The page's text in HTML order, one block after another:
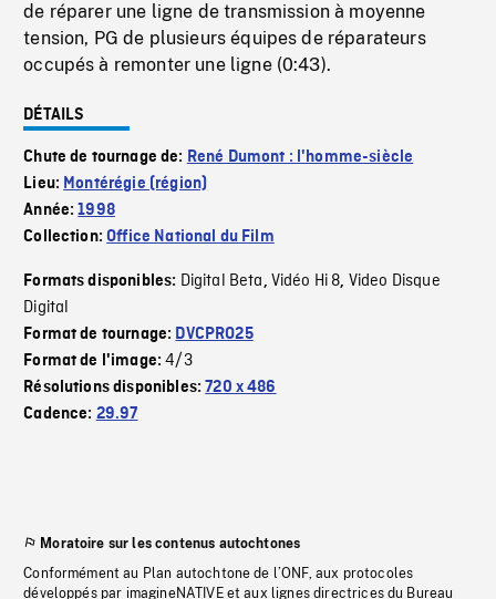
de réparer une ligne de transmission à moyenne
tension, PG de plusieurs équipes de réparateurs
occupés à remonter une ligne (0:43).
DÉTAILS
Chute de tournage de: René Dumont : l'homme-siècle
Lieu: Montérégie (région)
Année:1998
Collection:Office National du Film
Formats disponibles: Digital Beta, Vidéo Hi 8, Video Disque
Digital
Format de tournage: DVCPRO25
Format de l'image:4/3
Résolutions disponibles:720 x 486
Cadence: 29.97
Moratoire sur les contenus autochtones
Conformément au Plan autochtone de l’ONF, aux protocoles
développés par imagineNATIVE et aux lignes directrices du Bureau